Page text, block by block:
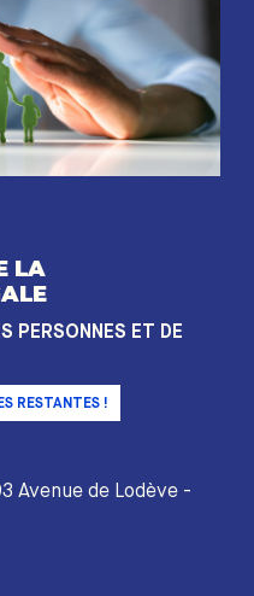
LA
PERSONNES ET DE
RESTANTES !
Avenue de Lodève -